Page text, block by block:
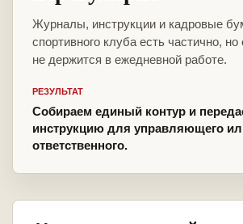
Журналы, инструкции и кадровые
спортивного клуба есть частично, но
не держится в ежедневной работе.
РЕЗУЛЬТАТ
Собираем единый контур и
инструкцию для управляющего
ответственного.